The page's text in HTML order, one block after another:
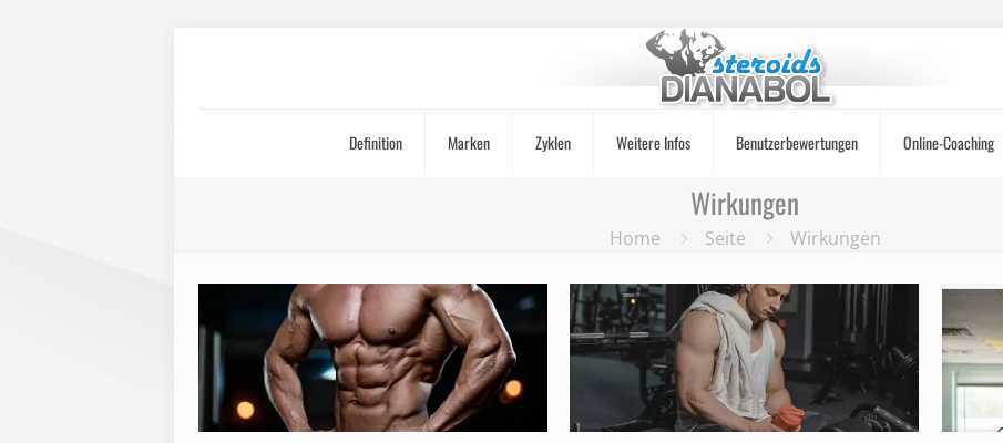
Definition Marken Zyklen Weitere Infos Benutzerbewertungen Online-Coaching
Wirkungen
Home Seite Wirkungen